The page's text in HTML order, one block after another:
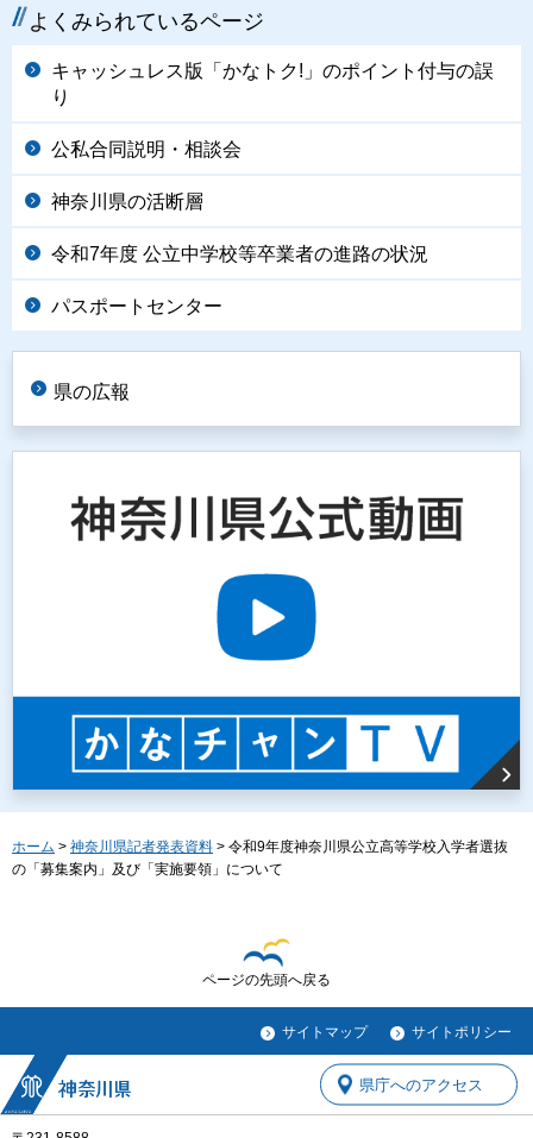
よくみられているページ
キャッシュレス版「かなトク!」のポイント付与の誤
り
公私合同説明・相談会
神奈川県の活断層
令和7年度 公立中学校等卒業者の進路の状況
パスポートセンター
県の広報
ホーム > 神奈川県記者発表資料 > 令和9年度神奈川県公立高等学校入学者選抜
の「募集案内」及び「実施要領」について
ページの先頭へ戻る
サイトマップ サイトポリシー
県庁へのアクセス